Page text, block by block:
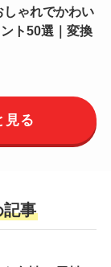
しゃれでかわい
ト50選｜変換
見る
記事